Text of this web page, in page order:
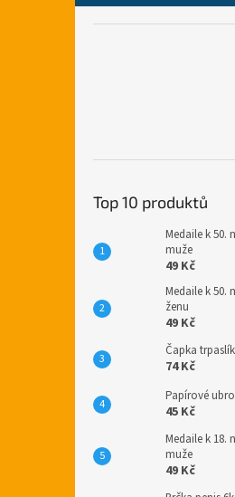
Top 10 produktů
Medaile k 50.
muže
49 Kč
Medaile k 50.
ženu
49 Kč
Čapka
74 Kč
Papírové
45 Kč
Medaile k 18.
muže
49 Kč